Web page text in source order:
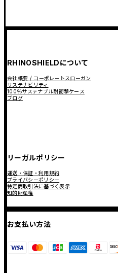
RHINOSHIELDについて
会社概要 / コーポレートスローガン
サステナビリティ
100％サステナブル耐衝撃ケース
ブログ
リーガルポリシー
運送・保証・利用規約
プライバシーポリシー
特定商取引法に基づく表示
知的財産権
お支払い方法